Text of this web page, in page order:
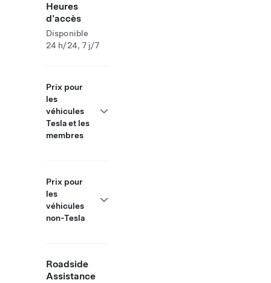
Heures
d'accès
Disponible
24 h/24, 7 j/7
Prix pour
les
véhicules
Tesla et les
membres
Prix pour
les
véhicules
non-Tesla
Roadside
Assistance